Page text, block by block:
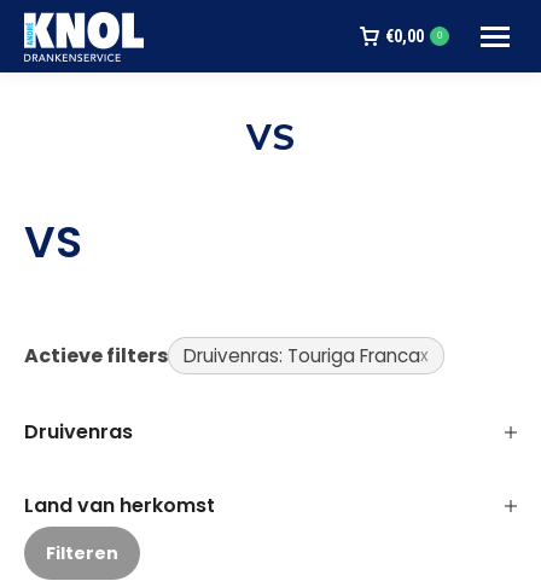
€0,00 0
VS
VS
Actieve filters Druivenras: Touriga Franca
Druivenras
Land van herkomst
Filteren